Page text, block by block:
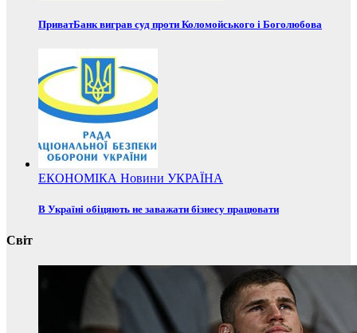
ПриватБанк виграв суд проти Коломойського і Боголюбова
ЕКОНОМІКА Новини УКРАЇНА
В Україні обіцяють не заважати бізнесу працювати
Світ